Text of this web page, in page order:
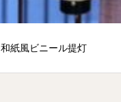
和紙風ビニール提灯